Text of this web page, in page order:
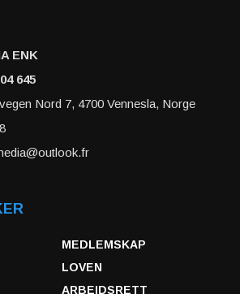
ENK
645
Nord 7, 4700 Vennesla, Norge
MEDLEMSKAP
LOVEN
ARBEIDSRETT